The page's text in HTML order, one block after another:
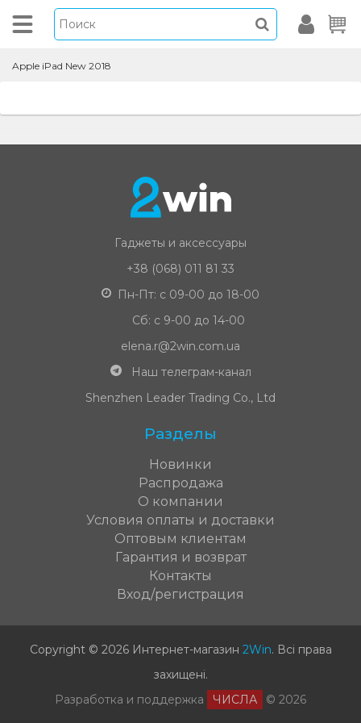
Apple iPad New 2018
Гаджеты и аксессуары
+38 (068) 011 81 33
Пн-Пт: с 09-00 до 18-00
Сб: с 9-00 до 14-00
elena.r@2win.com.ua
Наш телеграм-канал
Shenzhen Leader Trading Co., Ltd
Разделы
Новинки
Распродажа
О компании
Условия оплаты и доставки
Оптовым клиентам
Гарантия и возврат
Контакты
Вход/регистрация
Copyright © 2026 Интернет-магазин 2Win. Всі права
захищені.
Разработка и поддержка
ЧИСЛА © 2026